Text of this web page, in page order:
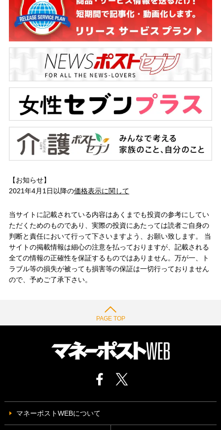
【お知らせ】
2021年4月1日以降の価格表示に関して
当サイトに記載されている内容はあくまでも投資の参考にしてい
ただくためのものであり、実際の投資にあたっては読者ご自身の
判断と責任において行って下さいますよう、お願い致します。 当
サイトの掲載情報は細心の注意を払っておりますが、記載される
全ての情報の正確性を保証するものではありません。万が一、ト
ラブル等の損失が被っても損害等の保証は一切行っておりません
ので、予めご了承下さい。
PAGE TOP
マネーポストWEBについて